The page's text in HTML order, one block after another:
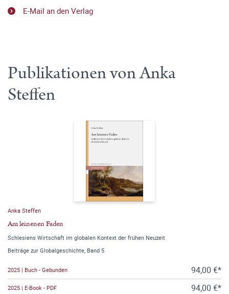
E-Mail an den Verlag
Publikationen von Anka
Steffen
Anka Steffen
Am leinenen Faden
Schlesiens Wirtschaft im globalen Kontext der frühen Neuzeit
Beiträge zur Globalgeschichte, Band 5
2025 | Buch - Gebunden 94,00 €*
2025 | E-Book - PDF 94,00 €*